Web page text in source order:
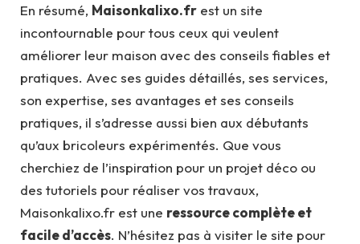
En résumé, Maisonkalixo.fr est un site
incontournable pour tous ceux qui veulent
améliorer leur maison avec des conseils fiables et
pratiques. Avec ses guides détaillés, ses services,
son expertise, ses avantages et ses conseils
pratiques, il s’adresse aussi bien aux débutants
qu’aux bricoleurs expérimentés. Que vous
cherchiez de l’inspiration pour un projet déco ou
des tutoriels pour réaliser vos travaux,
Maisonkalixo.fr est une ressource complète et
facile d’accès. N’hésitez pas à visiter le site pour